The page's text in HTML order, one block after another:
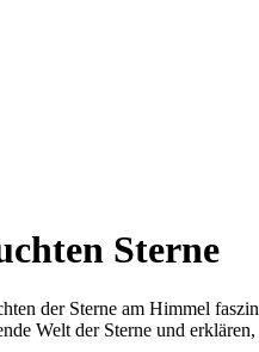
Sterne
der Sterne am Himmel
Welt der Sterne und